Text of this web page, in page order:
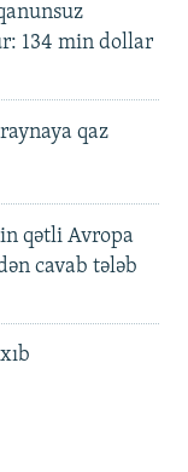
134 min dollar
qaz
qətli Avropa
cavab tələb